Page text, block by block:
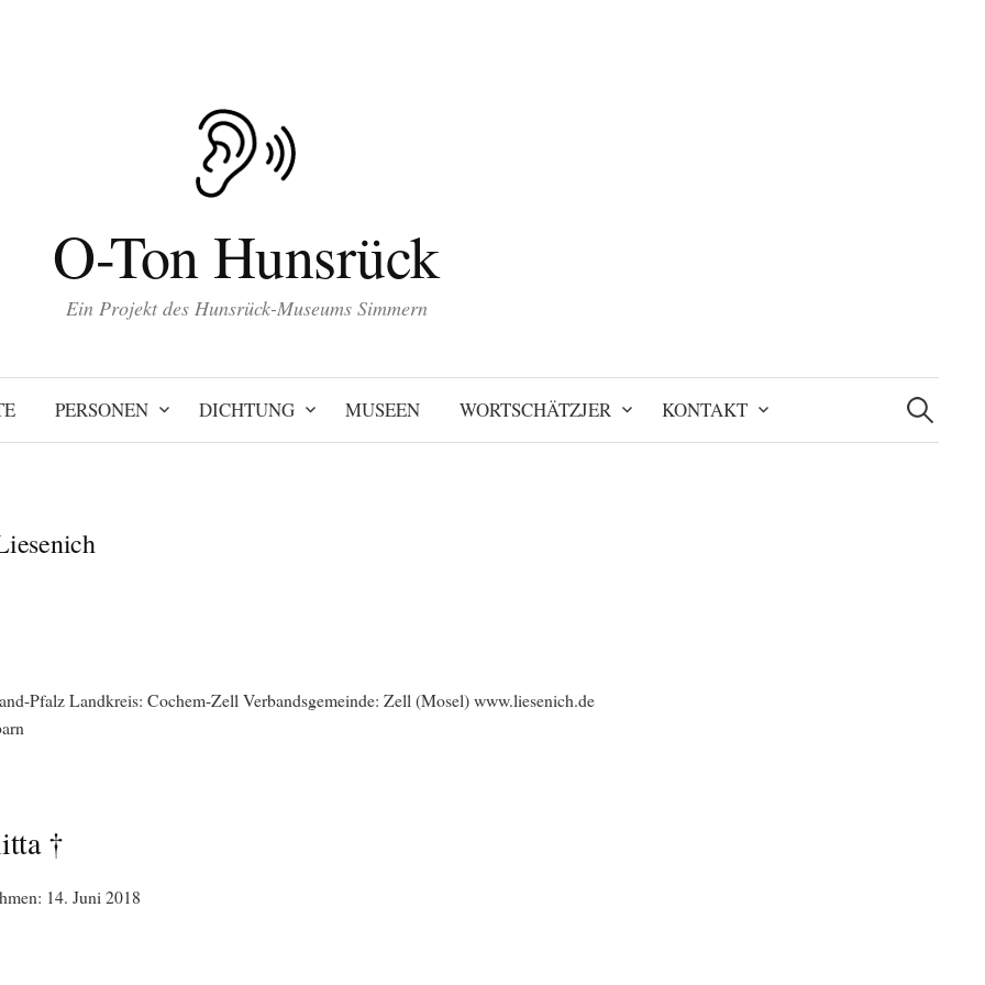
O-Ton Hunsrück
Ein Projekt des Hunsrück-Museums Simmern
PERSONEN DICHTUNG MUSEEN WORTSCHÄTZJER KONTAKT
Suchen
nach:
Pfalz Landkreis: Cochem-Zell Verbandsgemeinde: Zell (Mosel) www.liesenich.de
†
14. Juni 2018